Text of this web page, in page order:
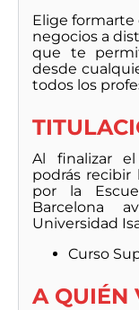
Elige formarte
negocios a
que te
desde
todos los
Al finalizar
podrás
por la
Barcelona
Universidad
Curso
A QUIÉN